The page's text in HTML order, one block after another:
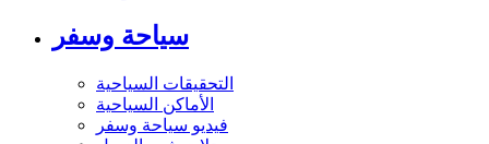
سياحة وسفر
التحقيقات السياحية
الأماكن السياحية
فيديو سياحة وسفر